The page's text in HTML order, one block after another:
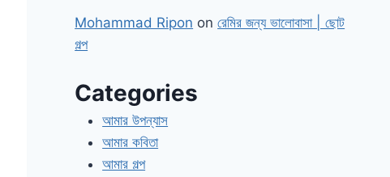
Mohammad Ripon onরেমির জন্য ভালোবাসা | ছোট
গল্প
Categories
আমার উপন্যাস
আমার কবিতা
আমার গল্প